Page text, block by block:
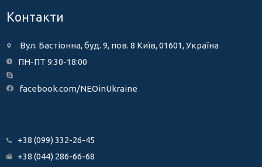
Контакти
Вул. Бастіонна, буд. 9, пов. 8 Київ, 01601, Україна
ПН-ПТ 9:30-18:00
facebook.com/NEOinUkraine
+38 (099) 332-26-45
+38 (044) 286-66-68